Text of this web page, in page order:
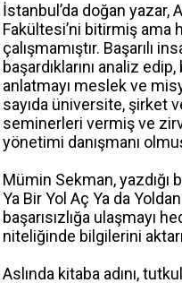
İstanbul’da doğan yazar,
Fakültesi’ni bitirmiş ama
çalışmamıştır. Başarılı
başardıklarını analiz
anlatmayı meslek ve
sayıda üniversite, şirket
seminerleri vermiş ve
yönetimi danışmanı
Mümin Sekman, yazdığı
Ya Bir Yol Aç Ya da
başarısızlığa ulaşmayı
niteliğinde bilgilerini
Aslında kitaba adını,